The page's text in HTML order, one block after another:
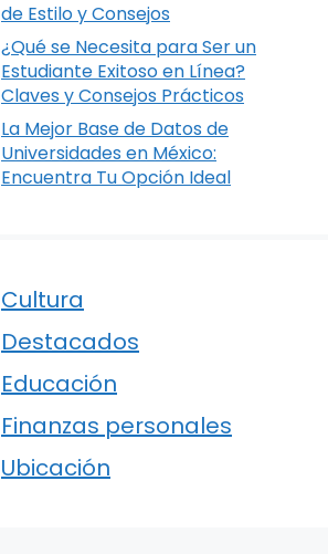
de Estilo y Consejos
¿Qué se Necesita para Ser un
Estudiante Exitoso en Línea?
Claves y Consejos Prácticos
La Mejor Base de Datos de
Universidades en México:
Encuentra Tu Opción Ideal
Cultura
Destacados
Educación
Finanzas personales
Ubicación